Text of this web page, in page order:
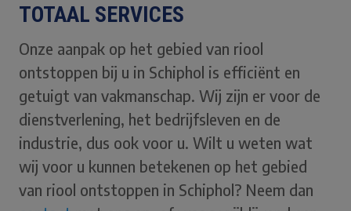
TOTAAL SERVICES
Onze aanpak op het gebied van riool
ontstoppen bij u in Schiphol is efficiënt en
getuigt van vakmanschap. Wij zijn er voor de
dienstverlening, het bedrijfsleven en de
industrie, dus ook voor u. Wilt u weten wat
wij voor u kunnen betekenen op het gebied
van riool ontstoppen in Schiphol? Neem dan